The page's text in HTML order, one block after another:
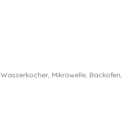
Mikrowelle, Backofen,